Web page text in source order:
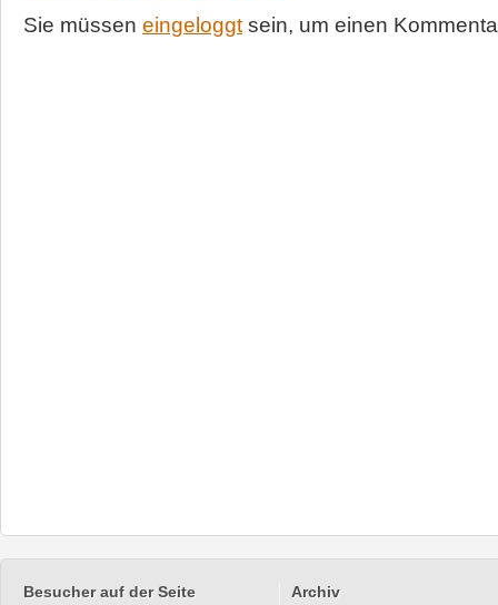
Sie müssen eingeloggt sein, um einen
Besucher auf der Seite Archiv